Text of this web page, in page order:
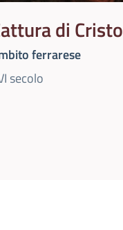
di Cristo
ferrarese
secolo